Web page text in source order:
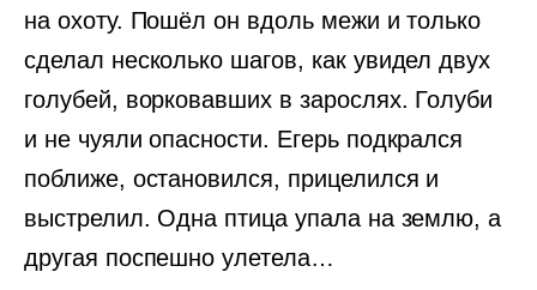
на охоту. Пошёл он вдоль межи и только
сделал несколько шагов, как увидел двух
голубей, ворковавших в зарослях. Голуби
и не чуяли опасности. Егерь подкрался
поближе, остановился, прицелился и
выстрелил. Одна птица упала на землю, а
другая поспешно улетела…